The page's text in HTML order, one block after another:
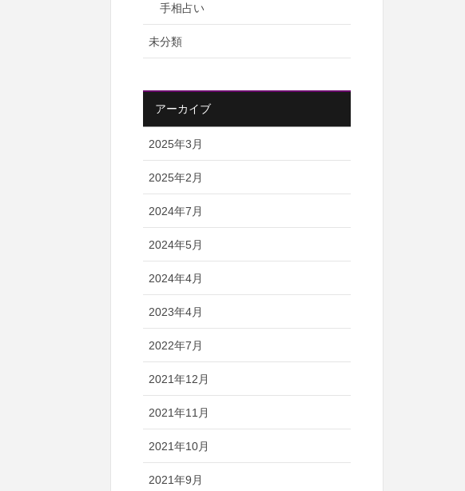
手相占い
未分類
アーカイブ
2025年3月
2025年2月
2024年7月
2024年5月
2024年4月
2023年4月
2022年7月
2021年12月
2021年11月
2021年10月
2021年9月